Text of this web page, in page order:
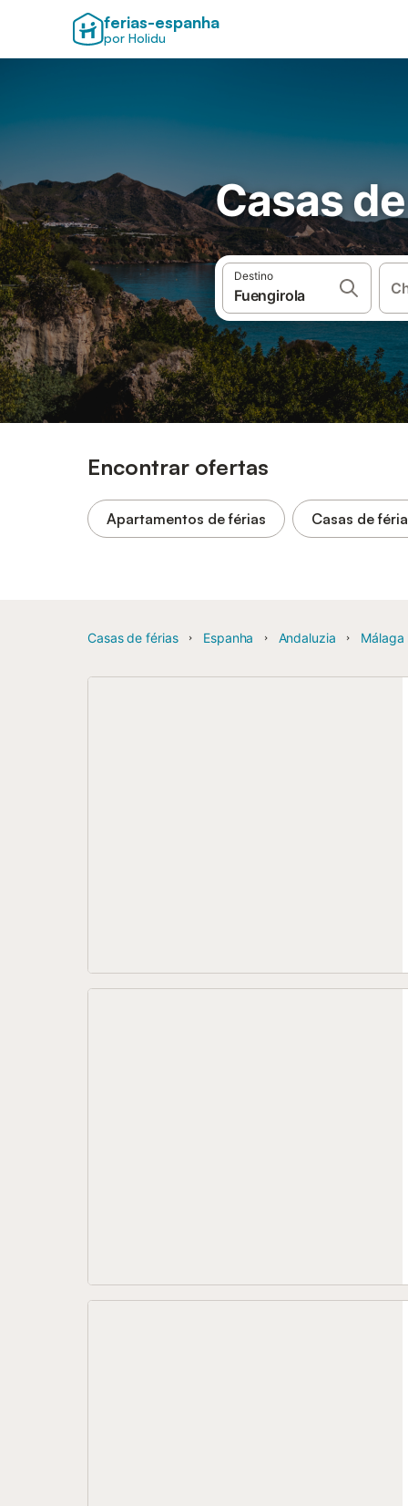
ferias-espanha
por Holidu
Casas
Destino
Encontrar ofertas
Apartamentos de férias Casas de
Casas de férias Espanha Andaluzia Málaga